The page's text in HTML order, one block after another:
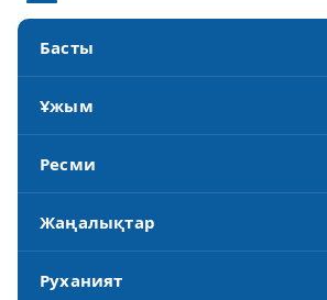
Басты
Ұжым
Ресми
Жаңалықтар
Руханият